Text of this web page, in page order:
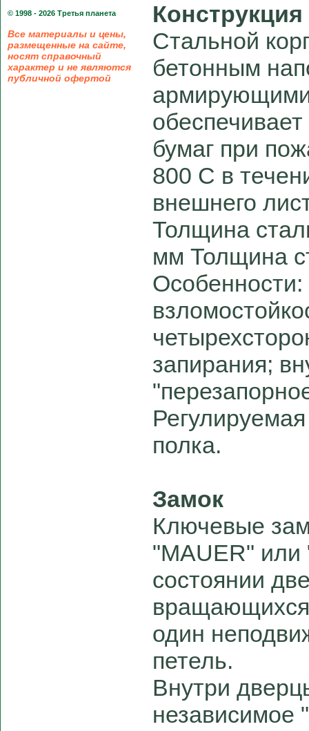
© 1998 - 2026 Третья планета
Все материалы и цены,
размещенные на сайте,
носят справочный
характер и не являются
публичной офертой
Конструкция
Стальной
бетонным
бумаг при
800 С в
внешнего
Толщина
мм Толщина
Особенности:
запирания;
полка.
Замок
Ключевые
"MAUER"
состоянии
вращающихся
один
петель.
Внутри
независимое